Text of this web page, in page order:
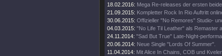
18.02.2016: Mega Re-releases der ersten
21.09.2015: Kompletter Rock In Rio Auftritt
30.06.2015: Offizieller "No Remores" Studio-
04.03.2015: "No Life Til Leather" als Remaster
24.11.2014: "Sad But True" Late-Night-
20.06.2014: Neue Single "Lords Of Summer".
11.04.2014: Mit Alice In Chains, COB und